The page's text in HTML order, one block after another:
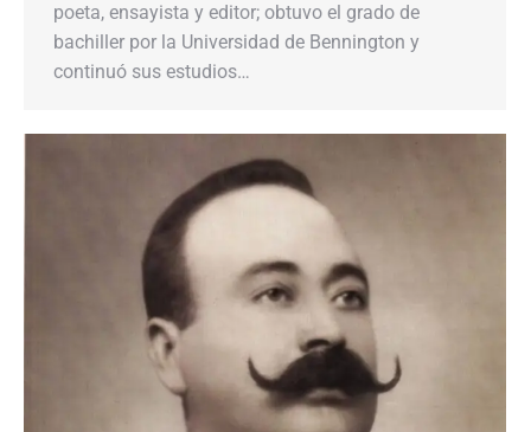
poeta, ensayista y editor; obtuvo el grado de
bachiller por la Universidad de Bennington y
continuó sus estudios…